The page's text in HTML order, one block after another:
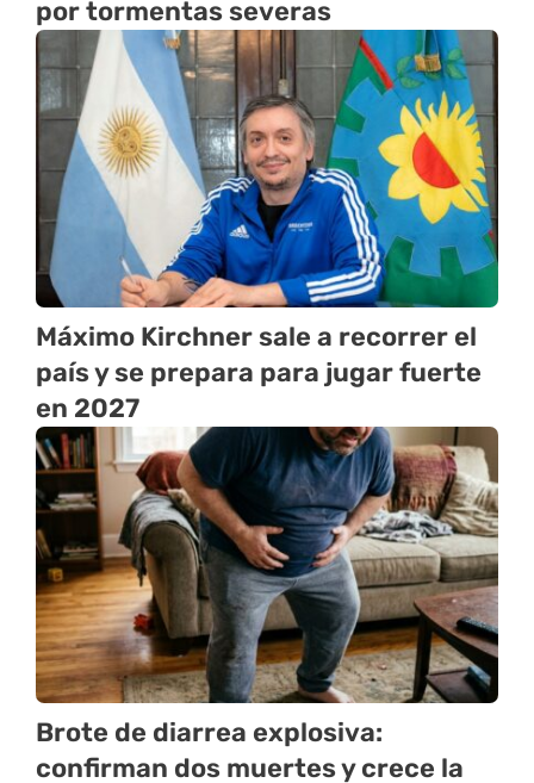
por tormentas severas
Máximo Kirchner sale a recorrer el
país y se prepara para jugar fuerte
en 2027
Brote de diarrea explosiva:
confirman dos muertes y crece la